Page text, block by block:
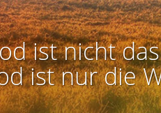
ist nicht
ist nur die